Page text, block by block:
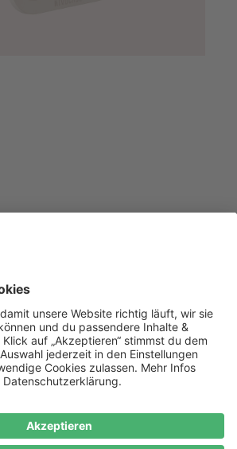
Alle Hilfe-Themen
Datenschutz
Ombudsmann
Bestell-Prozess
Samsung Handyhüllen